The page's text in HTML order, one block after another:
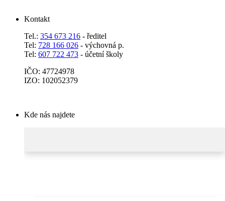
Kontakt
Tel.: 354 673 216 - ředitel
Tel: 728 166 026 - výchovná p.
Tel: 607 722 473 - účetní školy
IČO: 47724978
IZO: 102052379
Kde nás najdete